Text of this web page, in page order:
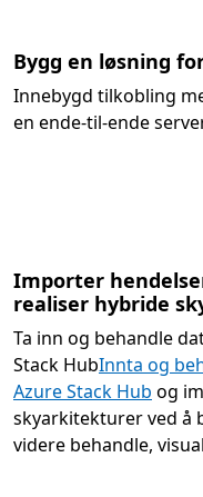
Bygg en løsning
Innebygd tilkobling
en ende-til-ende
Importer
realiser hybride
Ta inn og behandle
Stack HubInnta og
Azure Stack Hub og
skyarkitekturer ved å
videre behandle,